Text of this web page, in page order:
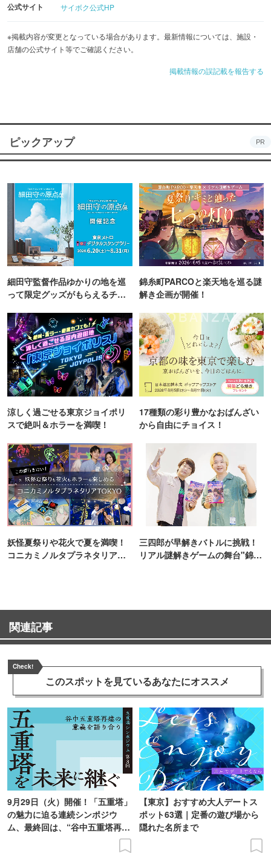
公式サイト サイボク公式HP
※掲載内容が変更となっている場合があります。最新情報については、施設・
店舗の公式サイト等でご確認ください。
掲載情報の誤記載を報告する
ピックアップ PR
細田守監督作品ゆかりの地を巡
って限定グッズがもらえるチャ
錦糸町PARCOと楽天地を巡る謎
解き企画が開催！
涼しく過ごせる東京ジョイポリ
スで絶叫＆ホラーを満喫！
17種類の彩り豊かなおばんざい
から自由にチョイス！
妖怪夏祭りや花火で夏を満喫！
コニカミノルタプラネタリア
三四郎が早解きバトルに挑戦！
リアル謎解きゲームの舞台"錦糸
関連記事
Check!
このスポットを見ているあなたにオススメ
9月29日（火）開催！「五重塔」
の魅力に迫る連続シンポジウ
ム、最終回は、“谷中五重塔再建
【東京】おすすめ大人デートス
ポット63選｜定番の遊び場から
隠れた名所まで